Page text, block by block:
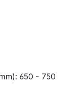
650 - 750